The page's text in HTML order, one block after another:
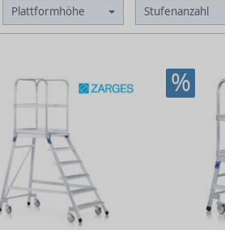
Plattformhöhe Stufenanzahl
%